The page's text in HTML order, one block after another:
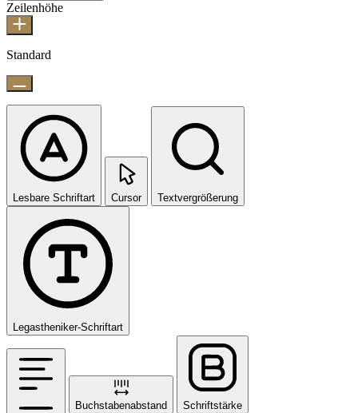
Zeilenhöhe
Standard
Lesbare Schriftart Cursor Textvergrößerung
Legastheniker-Schriftart
Buchstabenabstand Schriftstärke